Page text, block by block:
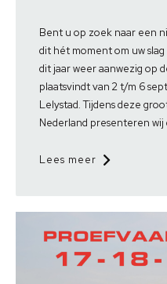
Bent u op zoek naar een
dit hét moment om uw
dit jaar weer aanwezig op
plaatsvindt van 2 t/m 6
Lelystad. Tijdens deze
Nederland presenteren
Lees meer